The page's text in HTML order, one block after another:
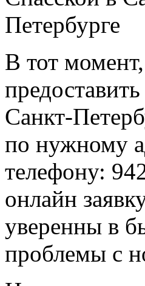
В тот
Санкт-
по нужному
телефону:
онлайн
уверенны в
проблемы с